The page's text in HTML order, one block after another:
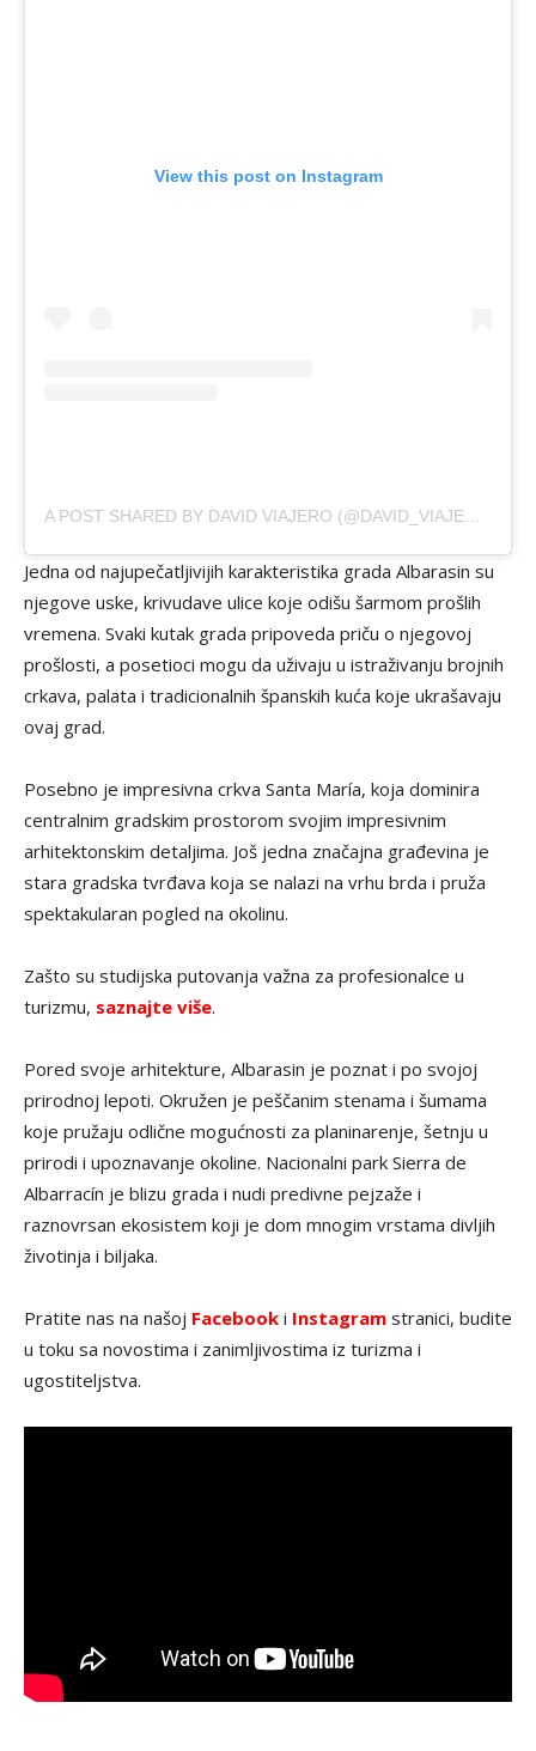
View this post on Instagram
Jedna od najupečatljivijih karakteristika grada Albarasin su
njegove uske, krivudave ulice koje odišu šarmom prošlih
vremena. Svaki kutak grada pripoveda priču o njegovoj
prošlosti, a posetioci mogu da uživaju u istraživanju brojnih
crkava, palata i tradicionalnih španskih kuća koje ukrašavaju
ovaj grad.
Posebno je impresivna crkva Santa María, koja dominira
centralnim gradskim prostorom svojim impresivnim
arhitektonskim detaljima. Još jedna značajna građevina je
stara gradska tvrđava koja se nalazi na vrhu brda i pruža
spektakularan pogled na okolinu.
Zašto su studijska putovanja važna za profesionalce u
turizmu, saznajte više.
Pored svoje arhitekture, Albarasin je poznat i po svojoj
prirodnoj lepoti. Okružen je peščanim stenama i šumama
koje pružaju odlične mogućnosti za planinarenje, šetnju u
prirodi i upoznavanje okoline. Nacionalni park Sierra de
Albarracín je blizu grada i nudi predivne pejzaže i
raznovrsan ekosistem koji je dom mnogim vrstama divljih
životinja i biljaka.
Pratite nas na našoj Facebook i Instagram stranici, budite
u toku sa novostima i zanimljivostima iz turizma i
ugostiteljstva.